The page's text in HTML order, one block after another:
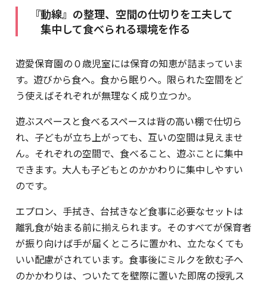
『動線』の整理、空間の仕切りを工夫して
集中して食べられる環境を作る
遊愛保育園の０歳児室には保育の知恵が詰まっていま
す。遊びから食へ。食から眠りへ。限られた空間をど
う使えばそれぞれが無理なく成り立つか。
遊ぶスペースと食べるスペースは背の高い棚で仕切ら
れ、子どもが立ち上がっても、互いの空間は見えませ
ん。それぞれの空間で、食べること、遊ぶことに集中
できます。大人も子どもとのかかわりに集中しやすい
のです。
エプロン、手拭き、台拭きなど食事に必要なセットは
離乳食が始まる前に揃えられます。そのすべてが保育者
が振り向けば手が届くところに置かれ、立たなくても
いい配慮がされています。食事後にミルクを飲む子へ
のかかわりは、ついたてを壁際に置いた即席の授乳ス